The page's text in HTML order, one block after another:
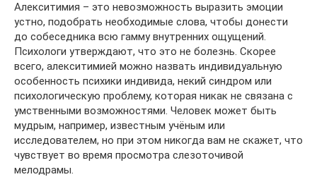
Алекситимия – это невозможность выразить эмоции
устно, подобрать необходимые слова, чтобы донести
до собеседника всю гамму внутренних ощущений.
Психологи утверждают, что это не болезнь. Скорее
всего, алекситимией можно назвать индивидуальную
особенность психики индивида, некий синдром или
психологическую проблему, которая никак не связана с
умственными возможностями. Человек может быть
мудрым, например, известным учёным или
исследователем, но при этом никогда вам не скажет, что
чувствует во время просмотра слезоточивой
мелодрамы.